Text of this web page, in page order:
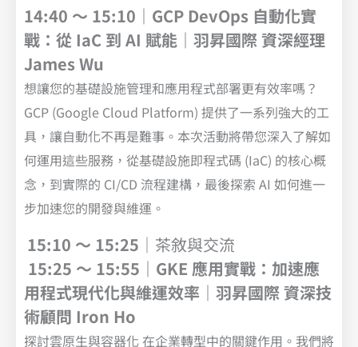
14:40 ～ 15:10｜GCP DevOps 自動化實
戰：從 IaC 到 AI 賦能｜羽昇國際 資深經理
James Wu
想讓您的基礎設施管理和應用程式部署更有效率嗎？
GCP (Google Cloud Platform) 提供了一系列強大的工
具，讓自動化不再是難事。本次活動將帶您深入了解如
何運用這些服務，從基礎設施即程式碼 (IaC) 的核心概
念，到實際的 CI/CD 流程建構，最後探索 AI 如何進一
步加速您的開發與維運。
15:10 ～ 15:25 ｜茶敘與交流
15:25 ～ 15:55｜GKE 應用實戰：加速應
用程式現代化與維運效率｜羽昇國際 資深技
術顧問 Iron Ho
探討雲原生與容器化 在企業轉型中的關鍵作用。我們將